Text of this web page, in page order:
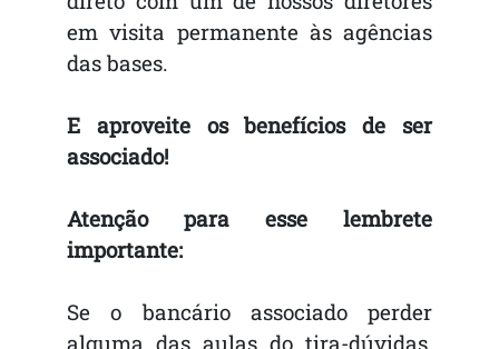
em visita permanente às agências
das bases.
E aproveite os benefícios de ser
associado!
Atenção para esse lembrete
importante:
Se o bancário associado perder
alguma das aulas do tira-dúvidas,